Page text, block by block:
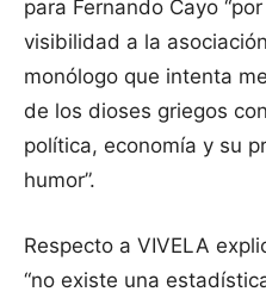
para Fernando Cayo
visibilidad a la
monólogo que intenta
de los dioses griegos
política, economía y su
humor”.
Respecto a VIVELA
“no existe una